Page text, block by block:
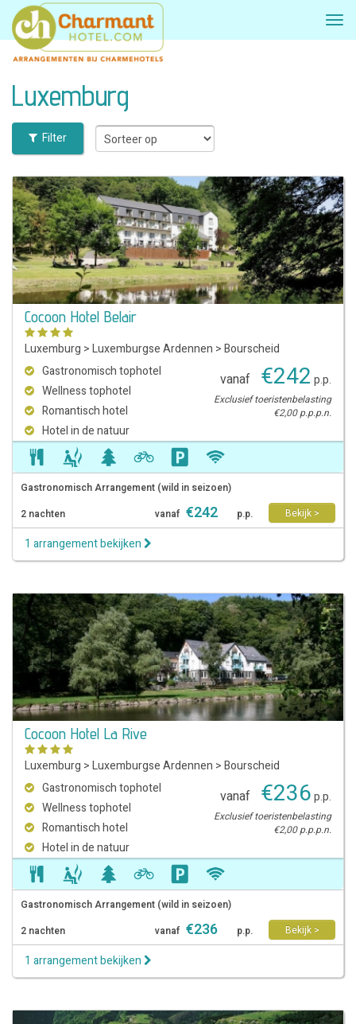
Luxemburg
Filter
Cocoon Hotel Belair
Luxemburg >Luxemburgse Ardennen >Bourscheid
Gastronomisch tophotel
Wellness tophotel
Romantisch hotel
Hotel in de natuur
vanaf €242 p.p.
Exclusief toeristenbelasting
€2,00 p.p.p.n.
Gastronomisch Arrangement (wild in seizoen)
2 nachten
vanaf €242 p.p. Bekijk >
1 arrangement bekijken
Cocoon Hotel La Rive
Luxemburg >Luxemburgse Ardennen >Bourscheid
Gastronomisch tophotel
Wellness tophotel
Romantisch hotel
Hotel in de natuur
vanaf €236p.p.
Exclusief toeristenbelasting
€2,00 p.p.p.n.
Gastronomisch Arrangement (wild in seizoen)
2 nachten
vanaf €236 p.p. Bekijk >
1 arrangement bekijken